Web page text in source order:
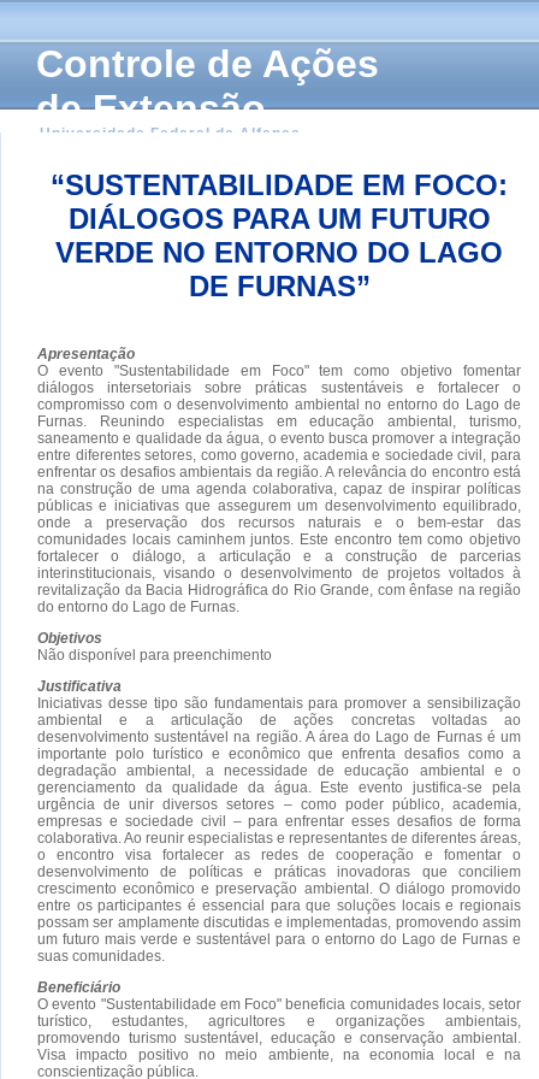
Controle de Ações
de Extensão
Universidade Federal de Alfenas
“SUSTENTABILIDADE EM FOCO:
DIÁLOGOS PARA UM FUTURO
VERDE NO ENTORNO DO LAGO
DE FURNAS”
Apresentação
O evento "Sustentabilidade em Foco" tem como objetivo fomentar
diálogos intersetoriais sobre práticas sustentáveis e fortalecer o
compromisso com o desenvolvimento ambiental no entorno do Lago de
Furnas. Reunindo especialistas em educação ambiental, turismo,
saneamento e qualidade da água, o evento busca promover a integração
entre diferentes setores, como governo, academia e sociedade civil, para
enfrentar os desafios ambientais da região. A relevância do encontro está
na construção de uma agenda colaborativa, capaz de inspirar políticas
públicas e iniciativas que assegurem um desenvolvimento equilibrado,
onde a preservação dos recursos naturais e o bem-estar das
comunidades locais caminhem juntos. Este encontro tem como objetivo
fortalecer o diálogo, a articulação e a construção de parcerias
interinstitucionais, visando o desenvolvimento de projetos voltados à
revitalização da Bacia Hidrográfica do Rio Grande, com ênfase na região
do entorno do Lago de Furnas.
Objetivos
Não disponível para preenchimento
Justificativa
Iniciativas desse tipo são fundamentais para promover a sensibilização
ambiental e a articulação de ações concretas voltadas ao
desenvolvimento sustentável na região. A área do Lago de Furnas é um
importante polo turístico e econômico que enfrenta desafios como a
degradação ambiental, a necessidade de educação ambiental e o
gerenciamento da qualidade da água. Este evento justifica-se pela
urgência de unir diversos setores – como poder público, academia,
empresas e sociedade civil – para enfrentar esses desafios de forma
colaborativa. Ao reunir especialistas e representantes de diferentes áreas,
o encontro visa fortalecer as redes de cooperação e fomentar o
desenvolvimento de políticas e práticas inovadoras que conciliem
crescimento econômico e preservação ambiental. O diálogo promovido
entre os participantes é essencial para que soluções locais e regionais
possam ser amplamente discutidas e implementadas, promovendo assim
um futuro mais verde e sustentável para o entorno do Lago de Furnas e
suas comunidades.
Beneficiário
O evento "Sustentabilidade em Foco" beneficia comunidades locais, setor
turístico, estudantes, agricultores e organizações ambientais,
promovendo turismo sustentável, educação e conservação ambiental.
Visa impacto positivo no meio ambiente, na economia local e na
conscientização pública.